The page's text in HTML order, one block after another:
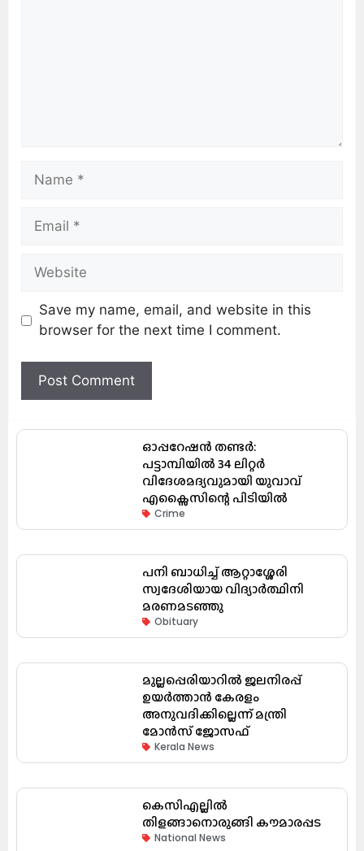
Save my name, email, and website in this
browser for the next time I comment.
ഓപ്പറേഷൻ തണ്ടർ:
പട്ടാമ്പിയിൽ 34 ലിറ്റർ
വിദേശമദ്യവുമായി യുവാവ്
എക്സൈസിന്റെ പിടിയിൽ
Crime
പനി ബാധിച്ച് ആറ്റാശ്ശേരി
സ്വദേശിയായ വിദ്യാർത്ഥിനി
മരണമടഞ്ഞു
Obituary
മുല്ലപ്പെരിയാറിൽ ജലനിരപ്പ്
ഉയർത്താൻ കേരളം
അനുവദിക്കില്ലെന്ന് മന്ത്രി
മോൻസ് ജോസഫ്
Kerala News
കെസിഎല്ലിൽ
തിളങ്ങാനൊരുങ്ങി കൗമാരപ്പട
National News